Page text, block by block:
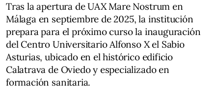
Tras la apertura de UAX Mare Nostrum en
Málaga en septiembre de 2025, la institución
prepara para el próximo curso la inauguración
del Centro Universitario Alfonso X el Sabio
Asturias, ubicado en el histórico edificio
Calatrava de Oviedo y especializado en
formación sanitaria.